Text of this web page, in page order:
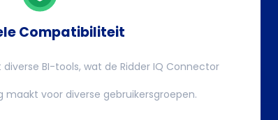
Compatibiliteit
BI-tools, wat de Ridder IQ Connector
maakt voor diverse gebruikersgroepen.